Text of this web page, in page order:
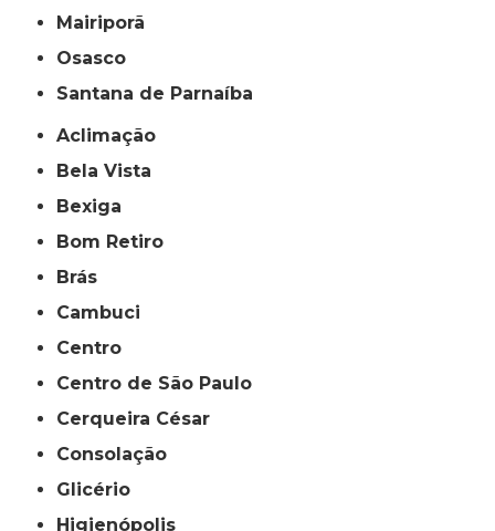
Mairiporã
Osasco
Santana de Parnaíba
Aclimação
Bela Vista
Bexiga
Bom Retiro
Brás
Cambuci
Centro
Centro de São Paulo
Cerqueira César
Consolação
Glicério
Higienópolis